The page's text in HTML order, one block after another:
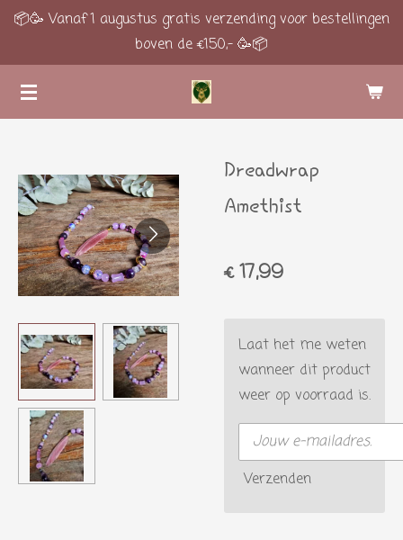
Ga
de
hoofdinhoud
📦🥳 Vanaf 1 augustus gratis verzending voor bestellingen
boven de €150,- 🥳📦
Dreadwrap
Amethist
€ 17,99
Laat het me weten
wanneer dit product
weer op voorraad is.
Verzenden